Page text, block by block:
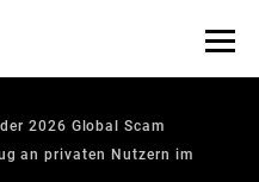
2026 Global Scam
an privaten Nutzern im